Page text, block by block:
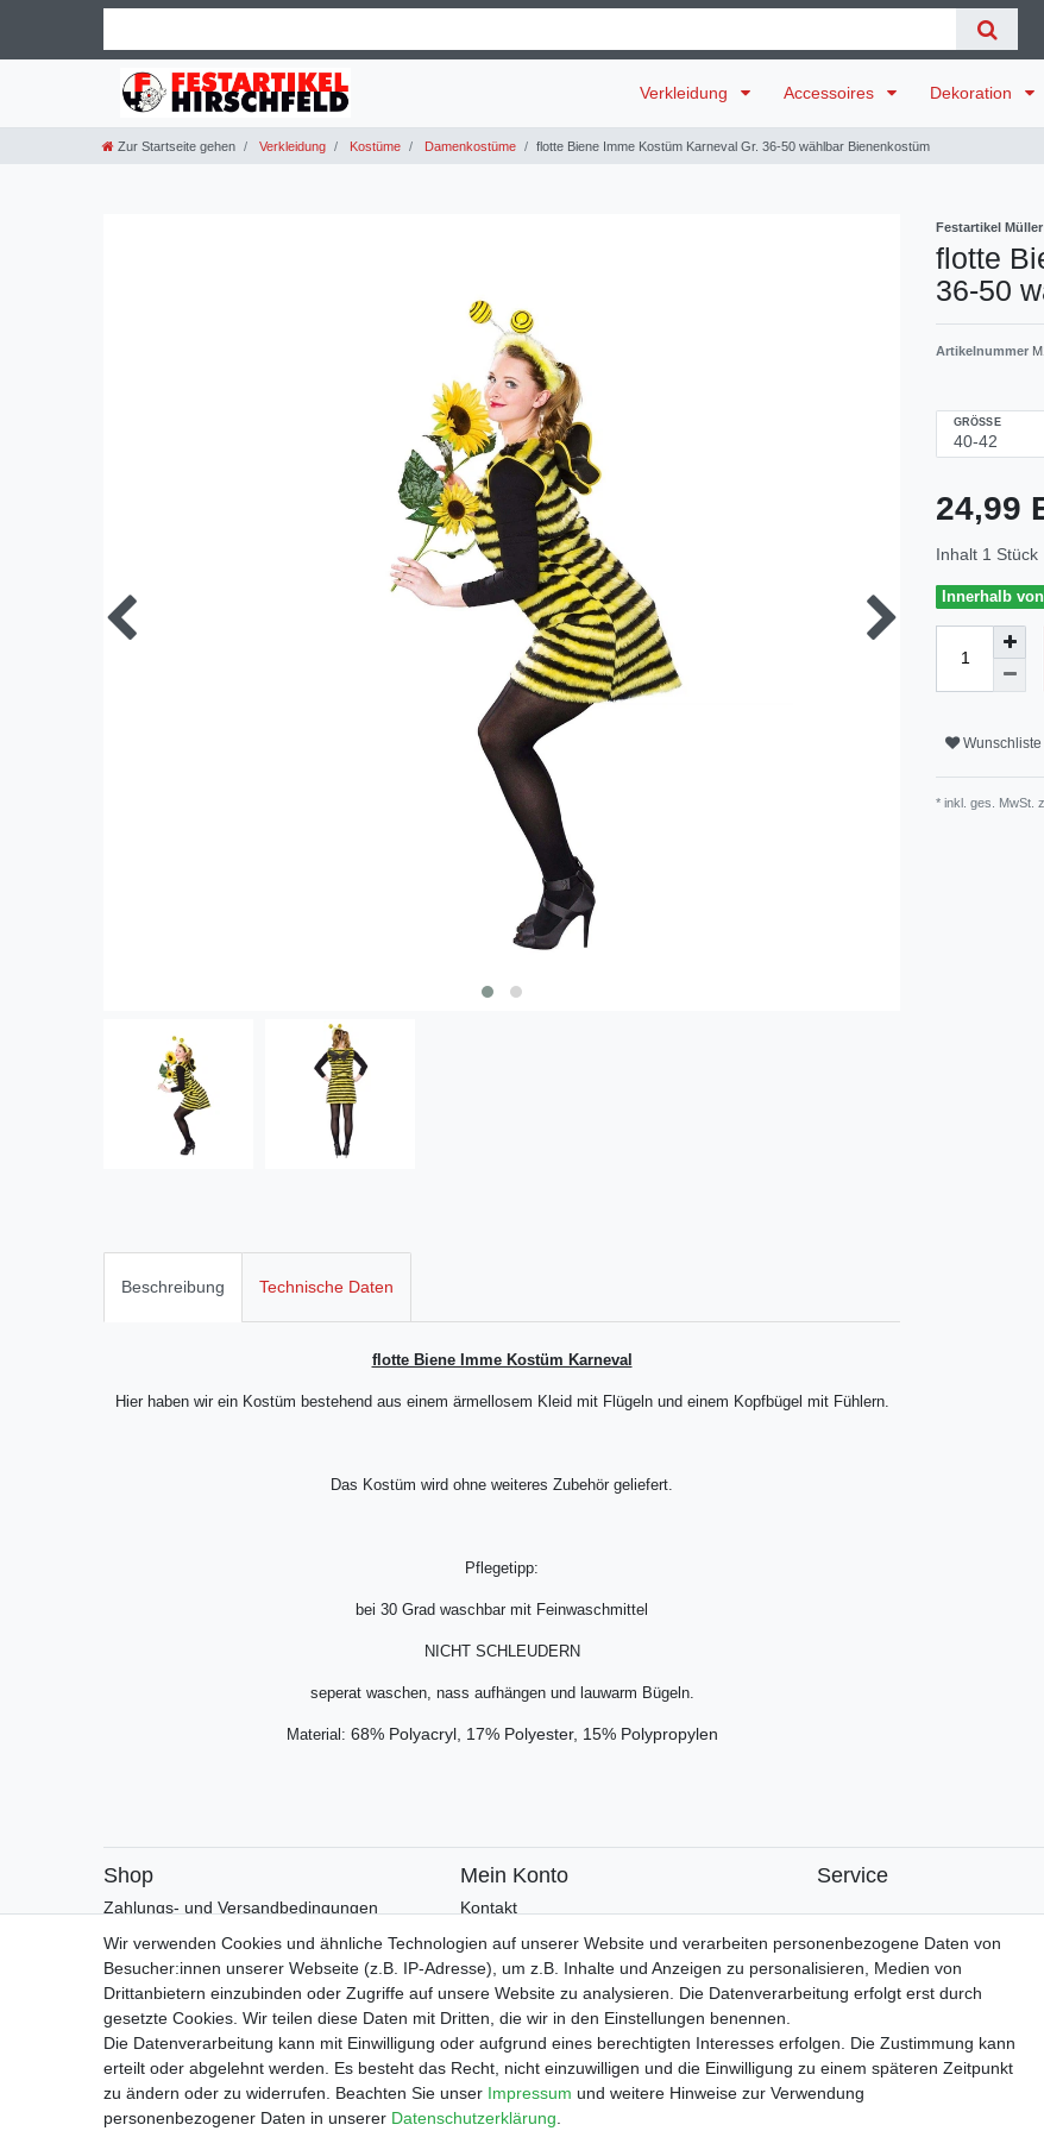
Verkleidung Accessoires Dekoration
Zur Startseite gehen Verkleidung Kostüme Damenkostüme flotte Biene Imme Kostüm Karneval Gr. 36-50 wählbar Bienenkostüm
Festartikel Müller
flotte
36-50
Artikelnummer
GRÖSSE
24,99
Inhalt 1 Stück
Innerhalb
Wunschliste
* inkl. ges. MwSt.
Beschreibung Technische Daten
flotte Biene Imme Kostüm Karneval
Hier haben wir ein Kostüm bestehend aus einem ärmellosem Kleid mit Flügeln und einem Kopfbügel mit Fühlern.
Das Kostüm wird ohne weiteres Zubehör geliefert.
Pflegetipp:
bei 30 Grad waschbar mit Feinwaschmittel
NICHT SCHLEUDERN
seperat waschen, nass aufhängen und lauwarm Bügeln.
Material: 68% Polyacryl, 17% Polyester, 15% Polypropylen
Shop
Zahlungs- und Versandbedingungen
Warenkorb
Kasse
Mein Konto
Kontakt
Facebook
Service
Impressum Daten­schutz­erklärung AGB Widerrufs­recht Vertrag
Wir verwenden Cookies und ähnliche Technologien auf unserer Website und verarbeiten personenbezogene Daten von
Besucher:innen unserer Webseite (z.B. IP-Adresse), um z.B. Inhalte und Anzeigen zu personalisieren, Medien von
Drittanbietern einzubinden oder Zugriffe auf unsere Website zu analysieren. Die Datenverarbeitung erfolgt erst durch
gesetzte Cookies. Wir teilen diese Daten mit Dritten, die wir in den Einstellungen benennen.
Die Datenverarbeitung kann mit Einwilligung oder aufgrund eines berechtigten Interesses erfolgen. Die Zustimmung kann
erteilt oder abgelehnt werden. Es besteht das Recht, nicht einzuwilligen und die Einwilligung zu einem späteren Zeitpunkt
zu ändern oder zu widerrufen. Beachten Sie unser Impressum und weitere Hinweise zur Verwendung
personenbezogener Daten in unserer Daten­schutz­erklärung